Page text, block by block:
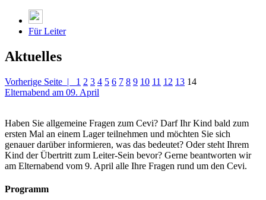
Für Leiter
Aktuelles
Vorherige Seite | 1 2 3 4 5 6 7 8 9 10 11 12 13 14
Elternabend am 09. April
Haben Sie allgemeine Fragen zum Cevi? Darf Ihr Kind bald zum
ersten Mal an einem Lager teilnehmen und möchten Sie sich
genauer darüber informieren, was das bedeutet? Oder steht Ihrem
Kind der Übertritt zum Leiter-Sein bevor? Gerne beantworten wir
am Elternabend vom 9. April alle Ihre Fragen rund um den Cevi.
Programm